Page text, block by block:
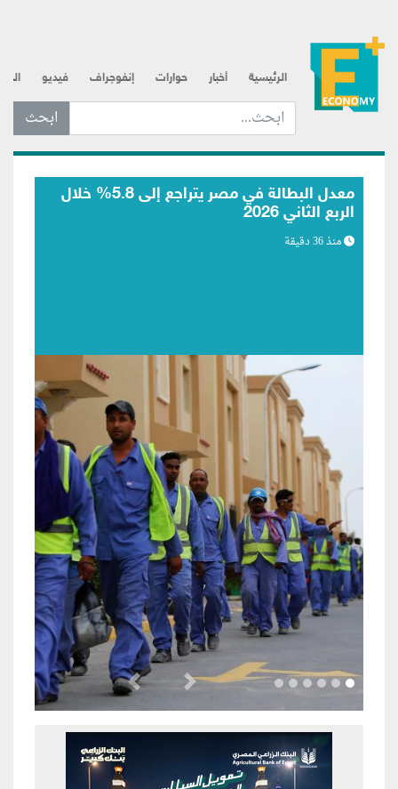
الرئيسية أخبار حوارات إنفوجراف فيديو
ابحث عن... :
مصر تستهدف جذب استثمارات برازيلية في
قطاعي الطاقة المتجددة والصناعة
منذ 1 ساعة
Previous